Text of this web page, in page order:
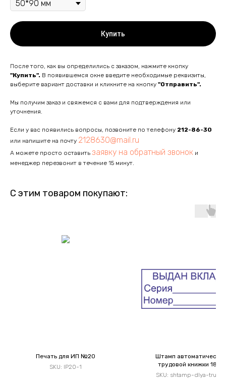
Купить
После того, как вы определились с заказом, нажмите кнопку
"Купить". В появившемся окне введите необходимые реквизиты,
выберите вариант доставки и кликните на кнопку "Отправить".
Мы получим заказ и свяжемся с вами для подтверждения или
уточнения.
Если у вас появились вопросы, позвоните по телефону 212-86-30
или напишите на почту 2128630@mail.ru
А можете просто оставить заявку на обратный звонок и
менеджер перезвонит в течение 15 минут.
С этим товаром покупают:
Печать для ИП №20
SKU: IP20-1
Штамп
трудовой книжки
SKU: shtamp-dlya-